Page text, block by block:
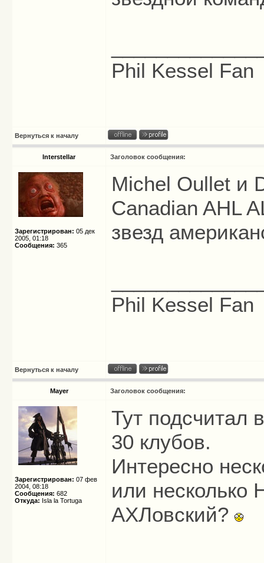
Phil Kessel Fan
Вернуться к началу
Interstellar Заголовок сообщения:
Зарегистрирован: 05 дек
2005, 01:18
Сообщения: 365
Michel Oullet и
Canadian AHL
звезд
Phil Kessel Fan
Вернуться к началу
Mayer Заголовок сообщения:
Зарегистрирован: 07 фев
2004, 08:18
Сообщения: 682
Откуда: Isla la Tortuga
Тут подсчитал
30 клубов.
Интересно
или несколько
АХЛовский?